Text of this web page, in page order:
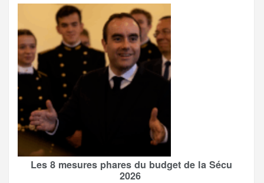
Les 8 mesures phares du budget de la Sécu
2026